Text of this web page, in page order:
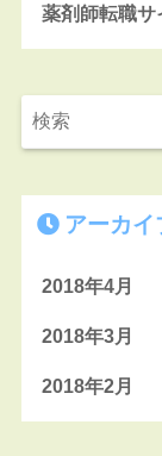
薬剤師転職サ
アーカイ
2018年4月
2018年3月
2018年2月